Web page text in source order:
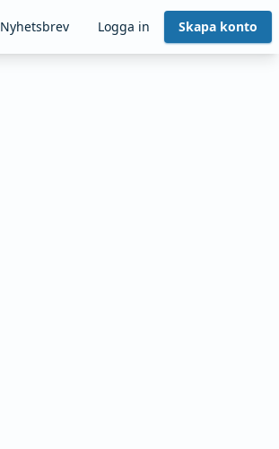
Nyhetsbrev Logga in Skapa konto